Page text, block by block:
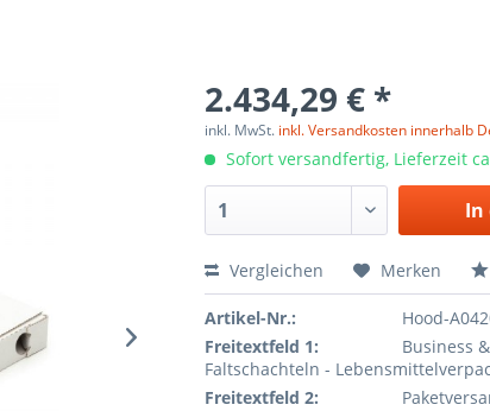
2.434,29 € *
inkl. MwSt. inkl. Versandkosten innerhalb
Sofort versandfertig, Lieferzeit
In
Vergleichen Merken
Artikel-Nr.:
Hood-
Freitextfeld 1:
Business
Faltschachteln -
Freitextfeld 2: